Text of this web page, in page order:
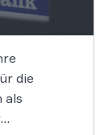
die
als